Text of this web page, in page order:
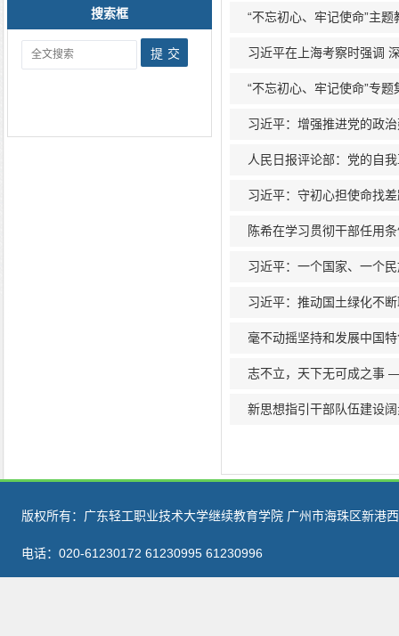
搜索框 “不忘初心、牢记使命”主
习近平在上海考察时强调
“不忘初心、牢记使命”专
习近平：增强推进党的政
人民日报评论部：党的自
习近平：守初心担使命找
陈希在学习贯彻干部任用
习近平：一个国家、一个
习近平：推动国土绿化不
毫不动摇坚持和发展中国
志不立，天下无可成之事
新思想指引干部队伍建设
版权所有：广东轻工职业技术大学继续教育学院 广州市海珠区新港
电话：020-61230172 61230995 61230996